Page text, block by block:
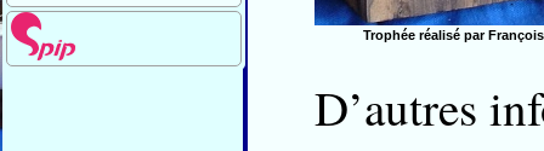
Trophée réalisé par
D’autres